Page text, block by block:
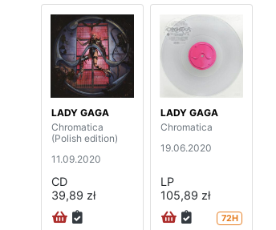
LADY GAGA
Chromatica
(Polish edition)
11.09.2020
CD
39,89 zł
LADY GAGA
Chromatica
19.06.2020
LP
105,89 zł
72H